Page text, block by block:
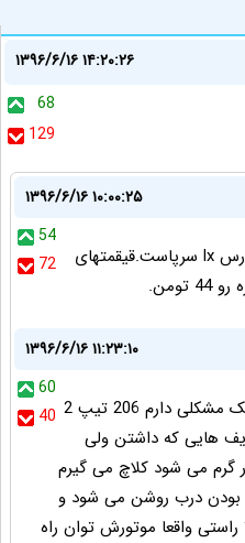
۱۳۹۶/۶/۱۶ ۱۴:۲۰:۲۶
68
129
۱۳۹۶/۶/۱۶ ۱۰:۰۰:۲۵
54
72
دقیقا ایران خودرو با همین پارس lx سرپاست.قیقمتهای
۱۳۹۶/۶/۱۶ ۱۱:۲۳:۱۰
60
40 سلام دوستان خسته نباشید یک مشکلی دارم 206 تیپ 2
تعریف هایی که داشتن ولی
گرم می شود کلاچ می گیرم
بودن درب روشن می شود و
واقعا موتورش توان راه